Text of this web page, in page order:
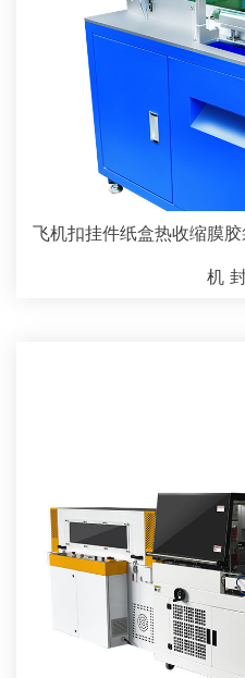
飞机扣挂件纸盒热收缩膜
机